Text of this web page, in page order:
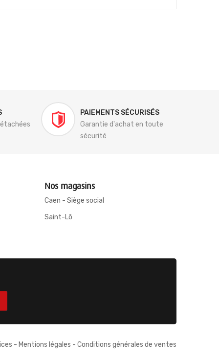
PAIEMENTS SÉCURISÉS
Garantie d'achat en toute
sécurité
Nos magasins
Caen - Siège social
Saint-Lô
- Mentions légales - Conditions générales de ventes